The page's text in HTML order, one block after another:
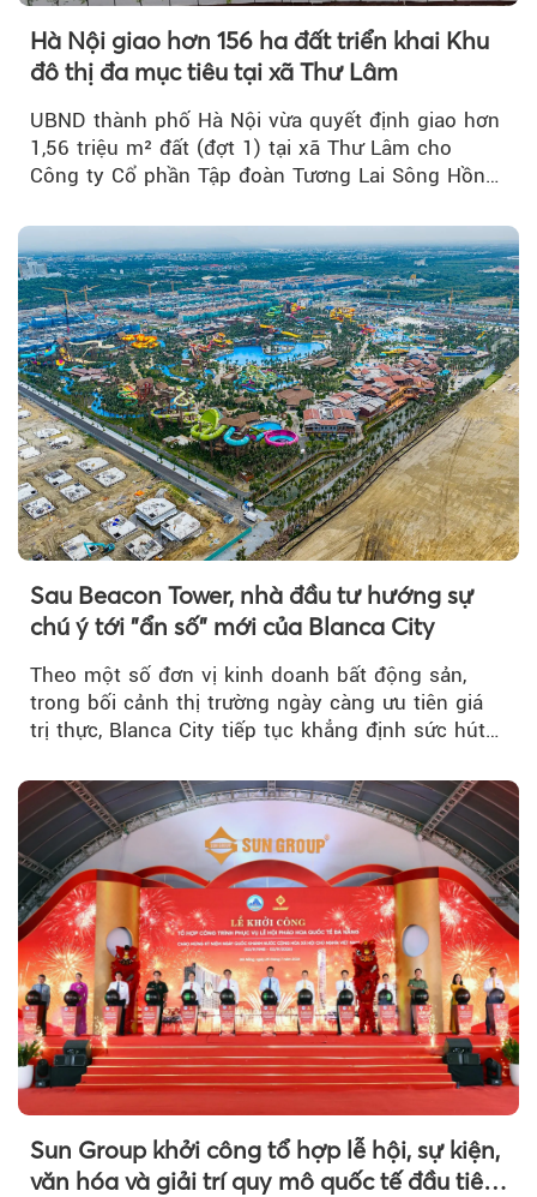
Hà Nội giao hơn 156 ha đất triển khai Khu
đô thị đa mục tiêu tại xã Thư Lâm
UBND thành phố Hà Nội vừa quyết định giao hơn
1,56 triệu m² đất (đợt 1) tại xã Thư Lâm cho
Công ty Cổ phần Tập đoàn Tương Lai Sông Hồng
Sau Beacon Tower, nhà đầu tư hướng sự
chú ý tới "ẩn số" mới của Blanca City
Theo một số đơn vị kinh doanh bất động sản,
trong bối cảnh thị trường ngày càng ưu tiên giá
trị thực, Blanca City tiếp tục khẳng định sức hút
Sun Group khởi công tổ hợp lễ hội, sự kiện,
văn hóa và giải trí quy mô quốc tế đầu tiên